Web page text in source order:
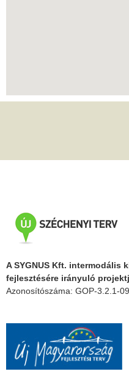
A SYGNUS Kft. intermodális
fejlesztésére irányuló
Azonosítószáma: GOP-3.2.1-